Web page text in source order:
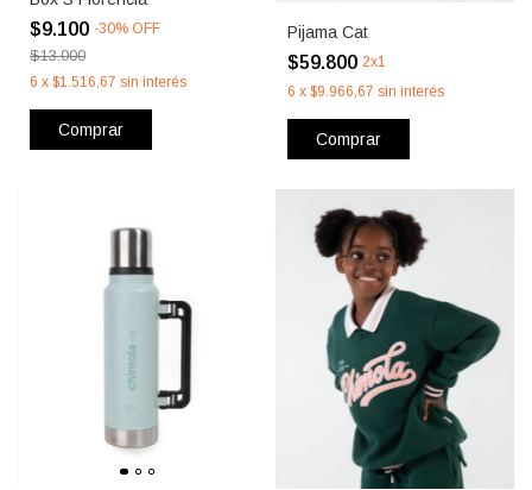
$9.100 -30% OFF
$13.000
6 x $1.516,67 sin interés
Comprar
Pijama Cat
$59.800 2x1
6 x $9.966,67 sin interés
Comprar